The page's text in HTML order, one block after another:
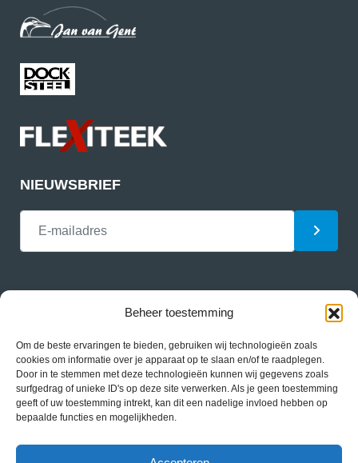
Beheer toestemming
Om de beste ervaringen te bieden, gebruiken wij technologieën zoals
cookies om informatie over je apparaat op te slaan en/of te raadplegen.
Door in te stemmen met deze technologieën kunnen wij gegevens zoals
surfgedrag of unieke ID's op deze site verwerken. Als je geen toestemming
geeft of uw toestemming intrekt, kan dit een nadelige invloed hebben op
bepaalde functies en mogelijkheden.
NIEUWSBRIEF
Privacy
Nieuws
Contact